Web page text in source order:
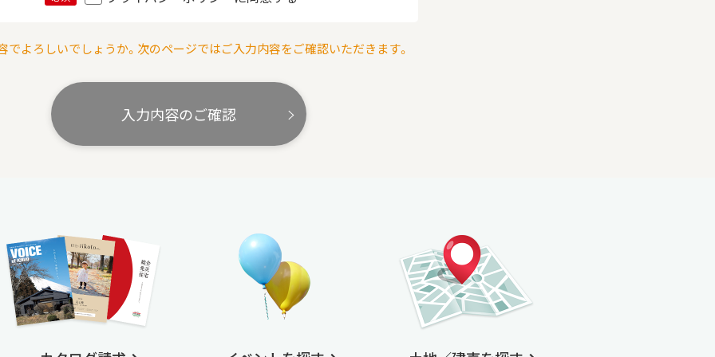
でよろしいでしょうか。次のページではご入力内容をご確認いただきます。
入力内容のご確認